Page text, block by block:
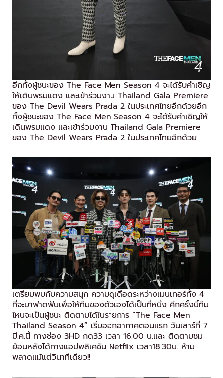
อีกทั้งผู้ชนะของ The Face Men Season 4 จะได้รับคำเชิญ
ให้เดินพรมแดง และเข้าร่วมงาน Thailand Gala Premiere
ของ The Devil Wears Prada 2 ในประเทศไทยอีกด้วยอีก
ทั้งผู้ชนะของ The Face Men Season 4 จะได้รับคำเชิญให้
เดินพรมแดง และเข้าร่วมงาน Thailand Gala Premiere
ของ The Devil Wears Prada 2 ในประเทศไทยอีกด้วย
เตรียมพบกับความสนุก ความดุเดือดระหว่างเมนเทอร์ทั้ง 4
ที่จะมาฟาดฟันเพื่อให้ทีมของตัวเองได้เป็นที่หนึ่ง ศึกครั้งนี้ทีม
ไหนจะเป็นผู้ชนะ ติดตามได้ในรายการ “The Face Men
Thailand Season 4” เริ่มออกอากาศตอนแรก วันเสาร์ที่ 7
มี.ค.นี้ ทางช่อง 3HD กด33 เวลา 16.00 น.และ ติดตามชม
ย้อนหลังได้ทางแอปพลิเคชัน Netflix เวลา18.30น. ห้าม
พลาดแม้แต่วินาทีเดียว!!